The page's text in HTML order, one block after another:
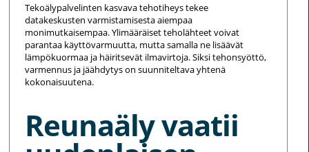
Tekoälypalvelinten kasvava tehotiheys tekee
datakeskusten varmistamisesta aiempaa
monimutkaisempaa. Ylimääräiset teholähteet voivat
parantaa käyttövarmuutta, mutta samalla ne lisäävät
lämpökuormaa ja häiritsevät ilmavirtoja. Siksi tehonsyöttö,
varmennus ja jäähdytys on suunniteltava yhtenä
kokonaisuutena.
Reunaäly vaatii